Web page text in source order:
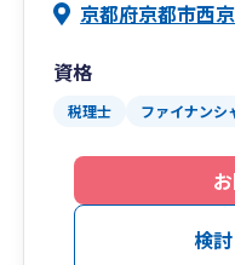
京都府京都市西
資格
税理士 ファイナンシ
検